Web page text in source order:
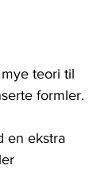
teori til
formler.
en ekstra